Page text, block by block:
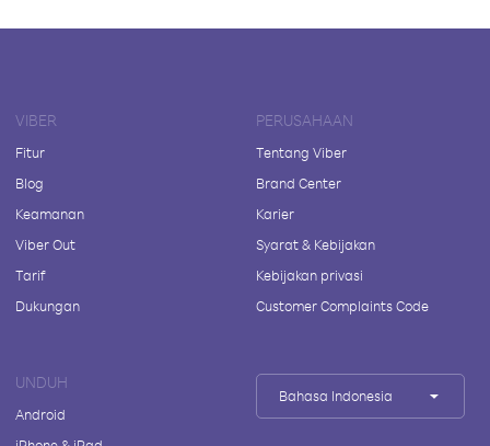
VIBER
Fitur
Blog
Keamanan
Viber Out
Tarif
Dukungan
PERUSAHAAN
Tentang Viber
Brand Center
Karier
Syarat & Kebijakan
Kebijakan privasi
Customer Complaints Code
UNDUH
Android
Bahasa Indonesia